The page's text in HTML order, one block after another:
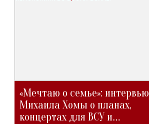
«Мечтаю о семье»: интервью
Михаила Хомы о планах,
концертах для ВСУ и